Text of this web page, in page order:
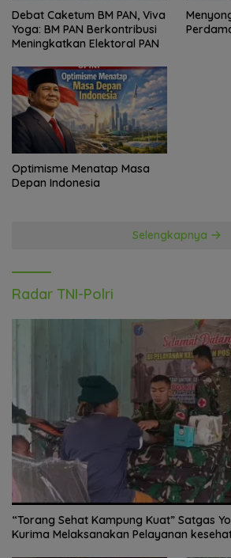
Debat Caketum BM PAN, Viva
Yoga: BM PAN Berkontribusi
Meningkatkan Elektoral PAN
Optimisme Menatap Masa
Depan Indonesia
Selengkapnya
Radar TNI-Polri
“Torang Sehat Kampung Kuat” Satgas
Kurima Melaksanakan Pelayanan